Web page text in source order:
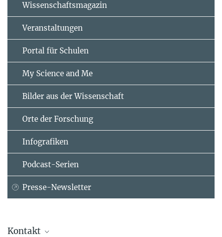
Wissenschaftsmagazin
Veranstaltungen
Portal für Schulen
My Science and Me
Bilder aus der Wissenschaft
Orte der Forschung
Infografiken
Podcast-Serien
Presse-Newsletter
Kontakt